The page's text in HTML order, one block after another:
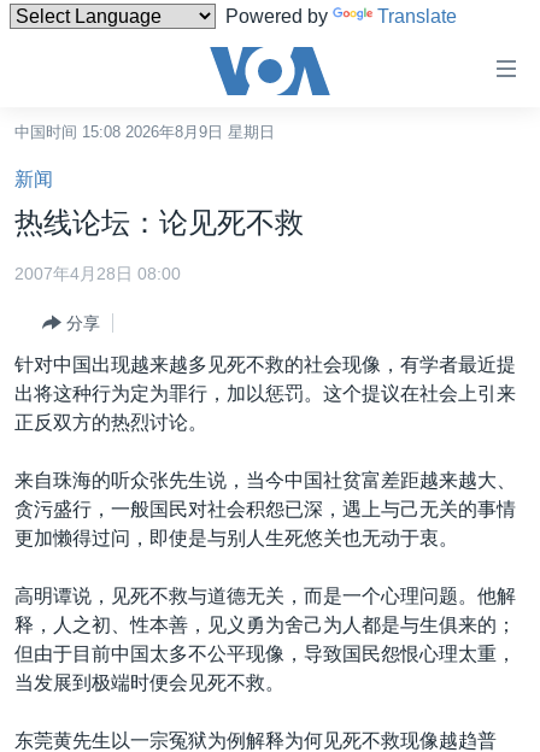
Powered by Translate
碍
链
接
跳
转
容
转
跳
到
检
中国
港澳
国际
最新国际新闻
中东
欧洲
非洲
美洲
全球议题
分类新闻
人权·法律·宗教
科教·文娱·体健
军事
劳工
环境
热点专题
白宫要闻
国会报道
美中关系
美国建国250周年
VOA视频
VOA今日焦点
中文广播
中国时间 15:08 2026年8月9日 星期日
新闻
热线论坛：论见死不救
2007年4月28日 08:00
分享
针对中国出现越来越多见死不救的社会现像，有学者最近提
出将这种行为定为罪行，加以惩罚。这个提议在社会上引来
正反双方的热烈讨论。
来自珠海的听众张先生说，当今中国社贫富差距越来越大、
贪污盛行，一般国民对社会积怨已深，遇上与己无关的事情
更加懒得过问，即使是与别人生死悠关也无动于衷。
高明谭说，见死不救与道德无关，而是一个心理问题。他解
释，人之初、性本善，见义勇为舍己为人都是与生俱来的；
但由于目前中国太多不公平现像，导致国民怨恨心理太重，
当发展到极端时便会见死不救。
东莞黄先生以一宗冤狱为例解释为何见死不救现像越趋普